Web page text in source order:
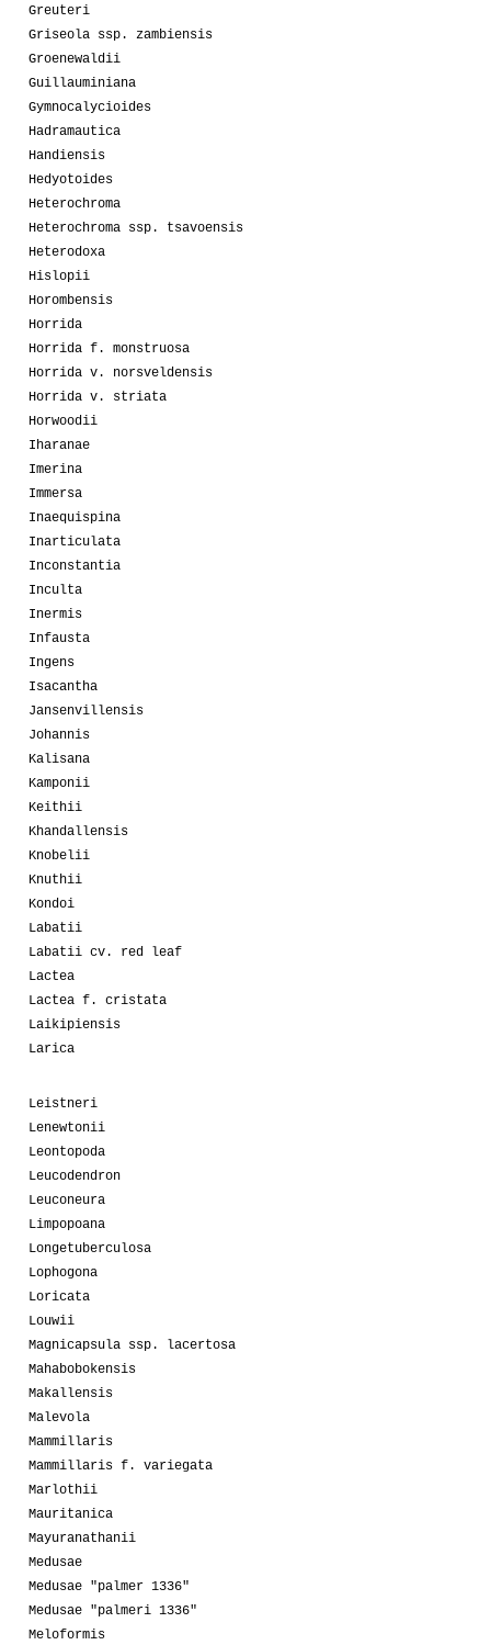
Greuteri
Griseola ssp. zambiensis
Groenewaldii
Guillauminiana
Gymnocalycioides
Hadramautica
Handiensis
Hedyotoides
Heterochroma
Heterochroma ssp. tsavoensis
Heterodoxa
Hislopii
Horombensis
Horrida
Horrida f. monstruosa
Horrida v. norsveldensis
Horrida v. striata
Horwoodii
Iharanae
Imerina
Immersa
Inaequispina
Inarticulata
Inconstantia
Inculta
Inermis
Infausta
Ingens
Isacantha
Jansenvillensis
Johannis
Kalisana
Kamponii
Keithii
Khandallensis
Knobelii
Knuthii
Kondoi
Labatii
Labatii cv. red leaf
Lactea
Lactea f. cristata
Laikipiensis
Larica
Leistneri
Lenewtonii
Leontopoda
Leucodendron
Leuconeura
Limpopoana
Longetuberculosa
Lophogona
Loricata
Louwii
Magnicapsula ssp. lacertosa
Mahabobokensis
Makallensis
Malevola
Mammillaris
Mammillaris f. variegata
Marlothii
Mauritanica
Mayuranathanii
Medusae
Medusae "palmer 1336"
Medusae "palmeri 1336"
Meloformis